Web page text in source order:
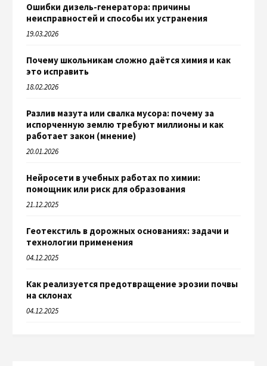
Ошибки дизель-генератора: причины
неисправностей и способы их устранения
19.03.2026
Почему школьникам сложно даётся химия и как
это исправить
18.02.2026
Разлив мазута или свалка мусора: почему за
испорченную землю требуют миллионы и как
работает закон (мнение)
20.01.2026
Нейросети в учебных работах по химии:
помощник или риск для образования
21.12.2025
Геотекстиль в дорожных основаниях: задачи и
технологии применения
04.12.2025
Как реализуется предотвращение эрозии почвы
на склонах
04.12.2025